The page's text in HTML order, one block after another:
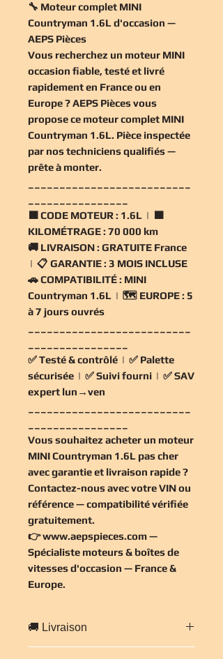
🔧 Moteur complet MINI
Countryman 1.6L d'occasion —
AEPS Pièces
Vous recherchez un moteur MINI
occasion fiable, testé et livré
rapidement en France ou en
Europe ? AEPS Pièces vous
propose ce moteur complet MINI
Countryman 1.6L. Pièce inspectée
par nos techniciens qualifiés —
prête à monter.
🟧CODE MOTEUR : 1.6L | 🟧
KILOMÉTRAGE : 70 000 km
🚚 LIVRAISON : GRATUITE France
| 📋 GARANTIE : 3 MOIS INCLUSE
🚗COMPATIBILITÉ : MINI
Countryman 1.6L | 🗺️ EUROPE : 5
à 7 jours ouvrés
✅Testé & contrôlé | ✅ Palette
sécurisée | ✅Suivi fourni | ✅SAV
expert lun→ven
Vous souhaitez acheter un moteur
MINI Countryman 1.6L pas cher
avec garantie et livraison rapide ?
Contactez-nous avec votre VIN ou
référence — compatibilité vérifiée
gratuitement.
👉www.aepspieces.com—
Spécialiste moteurs & boîtes de
vitesses d'occasion — France &
Europe.
🚚 Livraison